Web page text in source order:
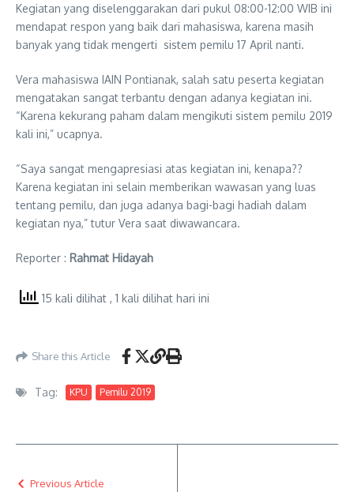
Kegiatan yang diselenggarakan dari pukul 08:00-12:00 WIB ini
mendapat respon yang baik dari mahasiswa, karena masih
banyak yang tidak mengerti sistem pemilu 17 April nanti.
Vera mahasiswa IAIN Pontianak, salah satu peserta kegiatan
mengatakan sangat terbantu dengan adanya kegiatan ini.
“Karena kekurang paham dalam mengikuti sistem pemilu 2019
kali ini,” ucapnya.
“Saya sangat mengapresiasi atas kegiatan ini, kenapa??
Karena kegiatan ini selain memberikan wawasan yang luas
tentang pemilu, dan juga adanya bagi-bagi hadiah dalam
kegiatan nya,” tutur Vera saat diwawancara.
Reporter : Rahmat Hidayah
15 kali dilihat , 1 kali dilihat hari ini
Share this Article
Tag: KPU Pemilu 2019
Previous Article